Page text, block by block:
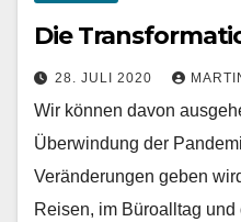
Die
28. JULI 2020
Wir können davon
Überwindung der
Veränderungen geben
Reisen, im Büroalltag